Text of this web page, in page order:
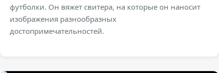
футболки. Он вяжет свитера, на которые он наносит
изображения разнообразных
достопримечательностей.